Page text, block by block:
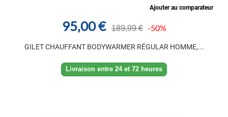
Ajouter au comparateur
95,00 € 189,99 € -50%
GILET CHAUFFANT BODYWARMER RÉGULAR HOMME,...
Livraison entre 24 et 72 heures